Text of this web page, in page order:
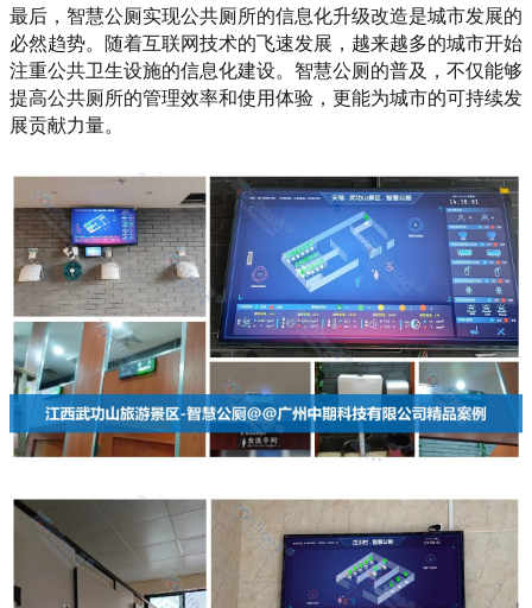
最后，智慧公厕实现公共厕所的信息化升级改造是城市发展的
必然趋势。随着互联网技术的飞速发展，越来越多的城市开始
注重公共卫生设施的信息化建设。智慧公厕的普及，不仅能够
提高公共厕所的管理效率和使用体验，更能为城市的可持续发
展贡献力量。